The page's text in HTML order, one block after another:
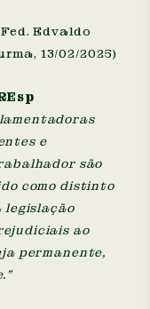
Edvaldo
13/02/2025)
e
são
como distinto
legislação
ao
permanente,